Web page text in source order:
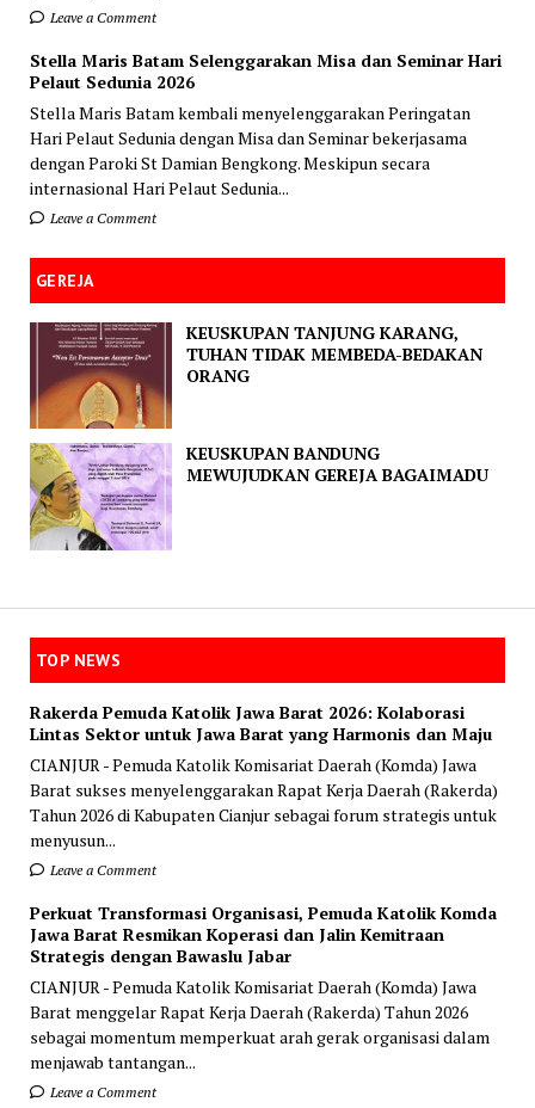
Leave a Comment
Stella Maris Batam Selenggarakan Misa dan Seminar Hari
Pelaut Sedunia 2026
Stella Maris Batam kembali menyelenggarakan Peringatan
Hari Pelaut Sedunia dengan Misa dan Seminar bekerjasama
dengan Paroki St Damian Bengkong. Meskipun secara
internasional Hari Pelaut Sedunia...
Leave a Comment
GEREJA
KEUSKUPAN TANJUNG KARANG,
TUHAN TIDAK MEMBEDA-BEDAKAN
ORANG
KEUSKUPAN BANDUNG
MEWUJUDKAN GEREJA BAGAIMADU
TOP NEWS
Rakerda Pemuda Katolik Jawa Barat 2026: Kolaborasi
Lintas Sektor untuk Jawa Barat yang Harmonis dan Maju
CIANJUR - Pemuda Katolik Komisariat Daerah (Komda) Jawa
Barat sukses menyelenggarakan Rapat Kerja Daerah (Rakerda)
Tahun 2026 di Kabupaten Cianjur sebagai forum strategis untuk
menyusun...
Leave a Comment
Perkuat Transformasi Organisasi, Pemuda Katolik Komda
Jawa Barat Resmikan Koperasi dan Jalin Kemitraan
Strategis dengan Bawaslu Jabar
CIANJUR - Pemuda Katolik Komisariat Daerah (Komda) Jawa
Barat menggelar Rapat Kerja Daerah (Rakerda) Tahun 2026
sebagai momentum memperkuat arah gerak organisasi dalam
menjawab tantangan...
Leave a Comment